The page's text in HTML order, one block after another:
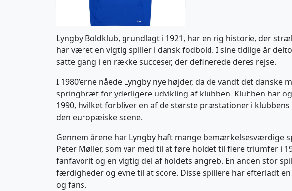
Lyngby Boldklub, grundlagt i 1921, har en rig historie, der
har været en vigtig spiller i dansk fodbold. I sine tidlige år
satte gang i en række succeser, der definerede deres rejse.
I 1980’erne nåede Lyngby nye højder, da de vandt det danske
springbræt for yderligere udvikling af klubben. Klubben har
1990, hvilket forbliver en af de største præstationer i
den europæiske scene.
Gennem årene har Lyngby haft mange bemærkelsesværdige
Peter Møller, som var med til at føre holdet til flere triumfer i
fanfavorit og en vigtig del af holdets angreb. En anden stor
færdigheder og evne til at score. Disse spillere har efterladt
og fans.